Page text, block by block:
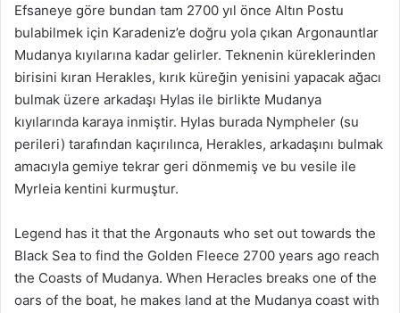
Efsaneye göre bundan tam 2700 yıl önce Altın Postu
bulabilmek için Karadeniz’e doğru yola çıkan Argonauntlar
Mudanya kıyılarına kadar gelirler. Teknenin küreklerinden
birisini kıran Herakles, kırık küreğin yenisini yapacak ağacı
bulmak üzere arkadaşı Hylas ile birlikte Mudanya
kıyılarında karaya inmiştir. Hylas burada Nympheler (su
perileri) tarafından kaçırılınca, Herakles, arkadaşını bulmak
amacıyla gemiye tekrar geri dönmemiş ve bu vesile ile
Myrleia kentini kurmuştur.
Legend has it that the Argonauts who set out towards the
Black Sea to find the Golden Fleece 2700 years ago reach
the Coasts of Mudanya. When Heracles breaks one of the
oars of the boat, he makes land at the Mudanya coast with